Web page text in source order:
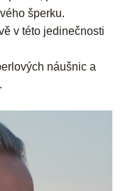
šperku.
v této jedinečnosti
náušnic a